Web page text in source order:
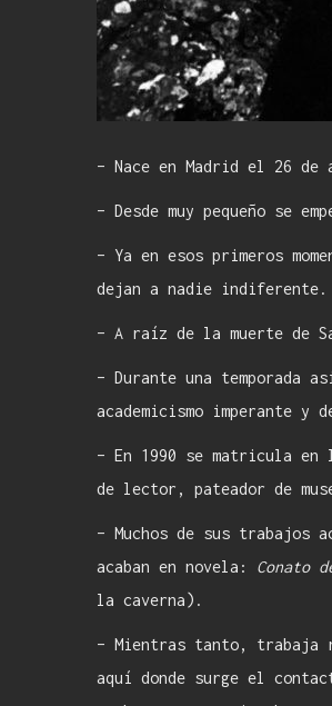
– Nace en Madrid el 26 de
– Desde muy pequeño se
– Ya en esos primeros
dejan a nadie indiferente.
– A raíz de la muerte de
– Durante una temporada
academicismo imperante y
– En 1990 se matricula en
de lector, pateador de
– Muchos de sus trabajos
acaban en novela: Conato
la caverna).
– Mientras tanto, trabaja
aquí donde surge el